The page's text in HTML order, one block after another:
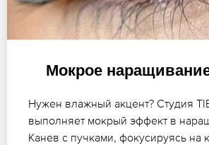
Мокрое
Нужен влажный акцент? Студия
выполняет мокрый эффект в
Канев с пучками, фокусируясь на